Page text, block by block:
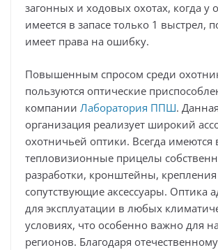
загонных и ходовых охотах, когда у
имеется в запасе только 1 выстрел,
имеет права на ошибку.
Повышенным спросом среди
пользуются оптические
компании Лаборатория ППШ. Данная
организация реализует широкий
охотничьей оптики. Всегда имеются
тепловизионные прицелы
разработки, кронштейны,
сопутствующие аксессуары. Оптика
для эксплуатации в любых
условиях, что особенно важно для
регионов. Благодаря отечественному